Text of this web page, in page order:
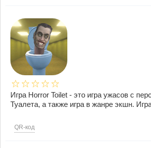
Игра Horror Toilet - это игра ужасов с
Туалета, а также игра в жанре экшн.
QR-код